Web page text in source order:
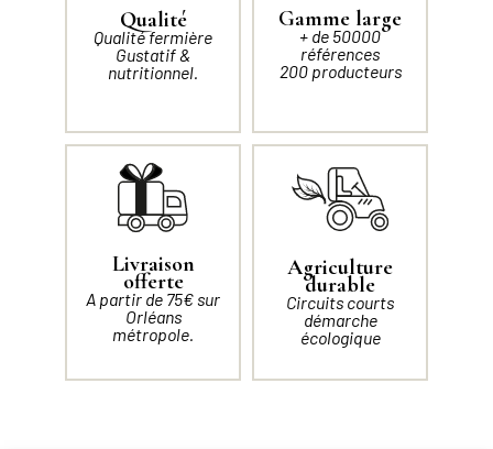
Qualité
Qualité fermière
Gustatif &
nutritionnel.
Gamme large
+ de 50000
références
200 producteurs
Livraison
offerte
A partir de 75€ sur
Orléans
métropole.
Agriculture
durable
Circuits courts
démarche
écologique